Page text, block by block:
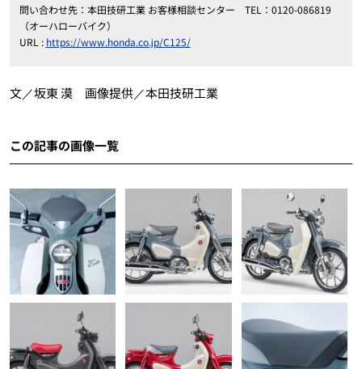
問い合わせ先：本田技研工業 お客様相談センター TEL：0120-086819
（オーハローバイク）
URL : https://www.honda.co.jp/C125/
文／坂東 漠 画像提供／本田技研工業
この記事の画像一覧